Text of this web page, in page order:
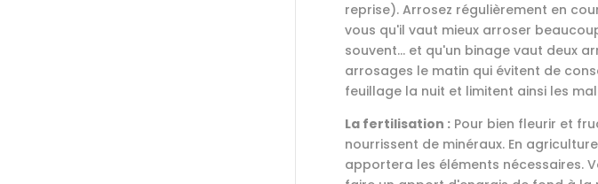
reprise). Arrosez régulièrement en
vous qu'il vaut mieux arroser
souvent... et qu'un binage vaut deux
arrosages le matin qui évitent de
feuillage la nuit et limitent ainsi les
La fertilisation : Pour bien fleurir et
nourrissent de minéraux. En
apportera les éléments nécessaires.